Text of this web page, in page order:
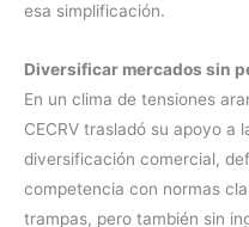
esa simplificación.
Diversificar mercados sin
En un clima de tensiones
CECRV trasladó su apoyo a
diversificación comercial,
competencia con normas
trampas, pero también sin